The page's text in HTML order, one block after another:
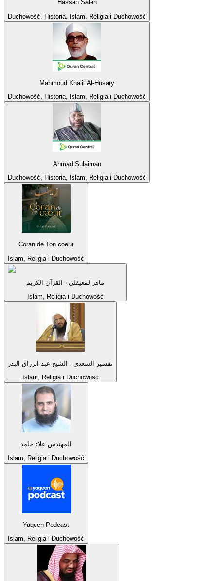
Hassan Saleh
Duchowość, Historia, Islam, Religia i Duchowość
Mahmoud Khalil Al-Husary
Duchowość, Historia, Islam, Religia i Duchowość
Ahmad Sulaiman
Duchowość, Historia, Islam, Religia i Duchowość
Coran de Ton coeur
Islam, Religia i Duchowość
ماهرالمعيقلي - القرآن الكريم
Islam, Religia i Duchowość
تفسير السعدي - الشيخ عبد الرزاق البدر
Islam, Religia i Duchowość
المهندس علاء حامد
Islam, Religia i Duchowość
Yaqeen Podcast
Islam, Religia i Duchowość